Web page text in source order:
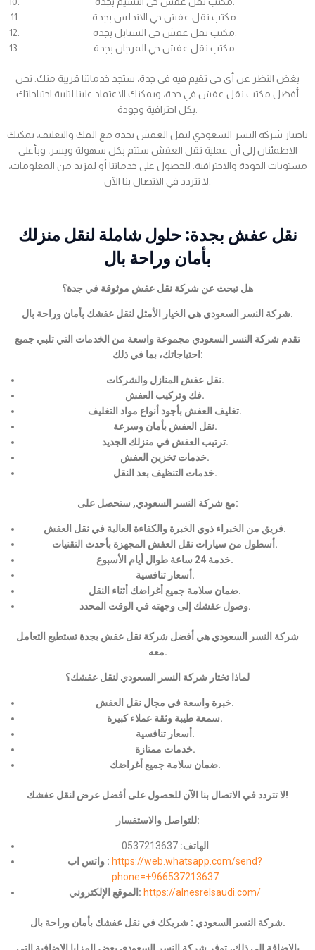
بغض النظر عن أي حي تقيم فيه في جدة، ستجد خدماتنا قريبة منك. نحن
أفضل مكتب نقل عفش في جدة، ويمكنك الاعتماد علينا لتلبية احتياجاتك
باختيار شركة النسر السعودي لنقل العفش بجدة مع الفك والتغليف، يمكنك
الاطمئنان إلى أن عملية نقل العفش ستتم بكل سهولة ويسر، وبأعلى
مستويات الجودة والاحترافية. للحصول على خدماتنا أو لمزيد من المعلومات،
نقل عفش بجدة: حلول شاملة لنقل منزلك
بأمان وراحة بال
هل تبحث عن شركة نقل عفش موثوقة في جدة؟
شركة النسر السعودي هي الخيار الأمثل لنقل عفشك بأمان وراحة بال.
تقدم شركة النسر السعودي مجموعة واسعة من الخدمات التي تلبي جميع
احتياجاتك، بما في ذلك:
نقل عفش المنازل والشركات.
فك وتركيب العفش.
تغليف العفش بأجود أنواع مواد التغليف.
نقل العفش بأمان وسرعة.
ترتيب العفش في منزلك الجديد.
خدمات تخزين العفش.
خدمات التنظيف بعد النقل.
مع شركة النسر السعودي, ستحصل على:
فريق من الخبراء ذوي الخبرة والكفاءة العالية في نقل العفش.
أسطول من سيارات نقل العفش المجهزة بأحدث التقنيات.
خدمة 24 ساعة طوال أيام الأسبوع.
أسعار تنافسية.
ضمان سلامة جميع أغراضك أثناء النقل.
وصول عفشك إلى وجهته في الوقت المحدد.
شركة النسر السعودي هي أفضل شركة نقل عفش بجدة تستطيع التعامل
معه.
لماذا تختار شركة النسر السعودي لنقل عفشك؟
خبرة واسعة في مجال نقل العفش.
سمعة طيبة وثقة عملاء كبيرة.
أسعار تنافسية.
خدمات ممتازة.
ضمان سلامة جميع أغراضك.
لا تتردد في الاتصال بنا الآن للحصول على أفضل عرض لنقل عفشك!
للتواصل والاستفسار:
الهاتف: 0537213637
واتس اب : https://web.whatsapp.com/send?
phone=+966537213637
الموقع الإلكتروني: https://alnesrelsaudi.com/
شركة النسر السعودي : شريكك في نقل عفشك بأمان وراحة بال.